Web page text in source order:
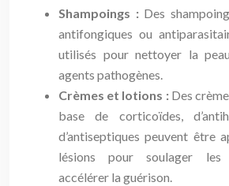
Shampoings : Des
antifongiques ou
utilisés pour nettoyer la
agents pathogènes.
Crèmes et lotions : Des
base de corticoïdes,
d’antiseptiques peuvent être
lésions pour soulager les
accélérer la guérison.